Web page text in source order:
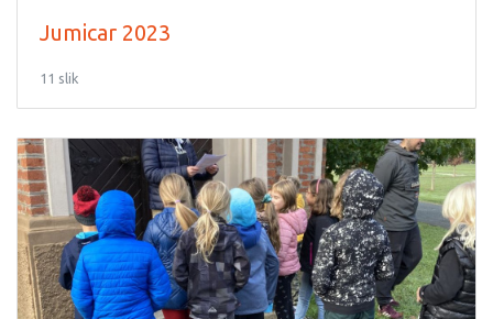
Jumicar 2023
11 slik